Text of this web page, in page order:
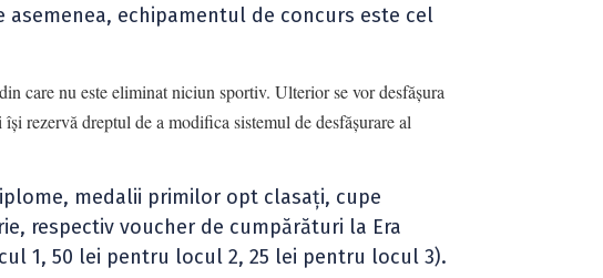
asemenea, echipamentul de concurs este cel
care nu este eliminat niciun sportiv. Ulterior se vor desfășura
rezervă dreptul de a modifica sistemul de desfășurare al
medalii primilor opt clasați, cupe
respectiv voucher de cumpărături la Era
1, 50 lei pentru locul 2, 25 lei pentru locul 3).